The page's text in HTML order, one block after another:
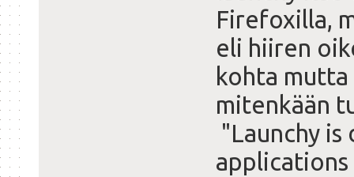
Firefoxilla,
eli hiiren
kohta
mitenkään
"Launchy